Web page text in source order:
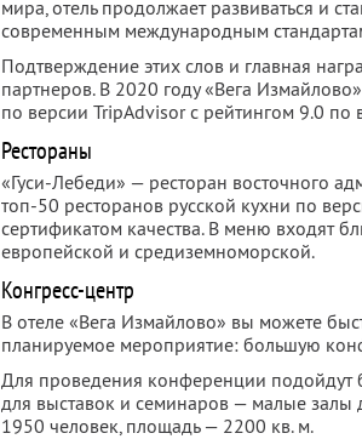
мира, отель продолжает развиваться и
современным международным
Подтверждение этих слов и главная
партнеров. В 2020 году «Вега
по версии TripAdvisor с рейтингом 9.0 по
Рестораны
«Гуси-Лебеди» — ресторан восточного
топ-50 ресторанов русской кухни по
сертификатом качества. В меню входят
европейской и средиземноморской.
Конгресс-центр
В отеле «Вега Измайлово» вы можете
планируемое мероприятие: большую
Для проведения конференции подойдут
для выставок и семинаров — малые залы
1950 человек, площадь — 2200 кв. м.